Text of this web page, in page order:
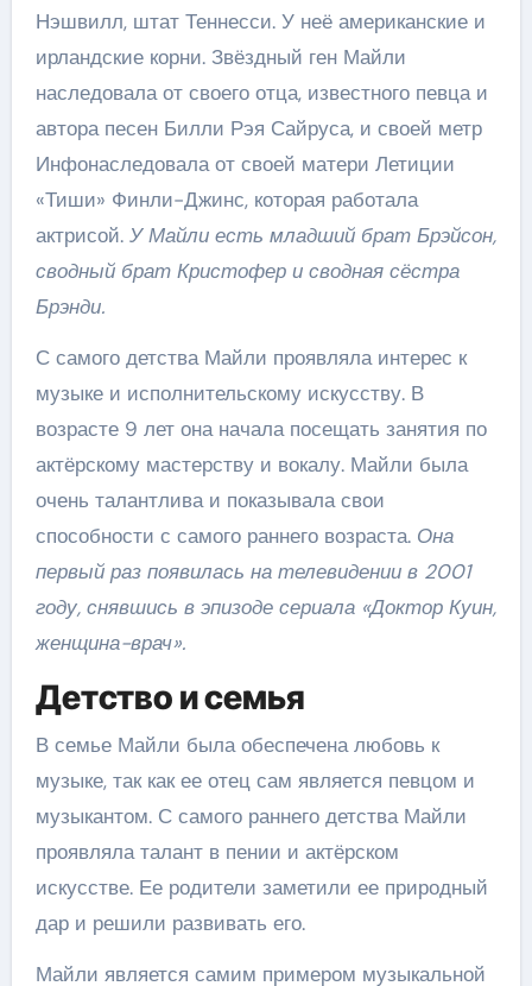
Нэшвилл, штат Теннесси. У неё американские и
ирландские корни. Звёздный ген Майли
наследовала от своего отца, известного певца и
автора песен Билли Рэя Сайруса, и своей метр
Инфонаследовала от своей матери Летиции
«Тиши» Финли-Джинс, которая работала
актрисой. У Майли есть младший брат Брэйсон,
сводный брат Кристофер и сводная сёстра
Брэнди.
С самого детства Майли проявляла интерес к
музыке и исполнительскому искусству. В
возрасте 9 лет она начала посещать занятия по
актёрскому мастерству и вокалу. Майли была
очень талантлива и показывала свои
способности с самого раннего возраста. Она
первый раз появилась на телевидении в 2001
году, снявшись в эпизоде сериала «Доктор Куин,
женщина-врач».
Детство и семья
В семье Майли была обеспечена любовь к
музыке, так как ее отец сам является певцом и
музыкантом. С самого раннего детства Майли
проявляла талант в пении и актёрском
искусстве. Ее родители заметили ее природный
дар и решили развивать его.
Майли является самим примером музыкальной